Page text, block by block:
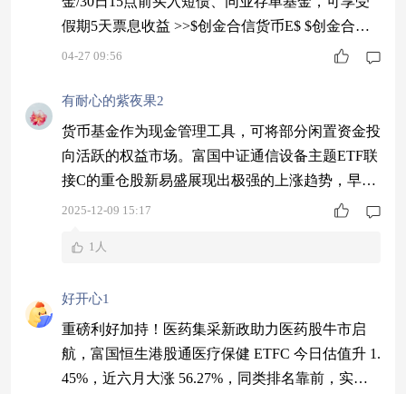
假期5天票息收益 >>$创金合信货币E$ $创金合信
鑫日享短债债券E$ $创金合信中证同业存单AAA
货币基金#
04-27 09:56
有耐心的紫夜果2
货币基金作为现金管理工具，可将部分闲置资金投
向活跃的权益市场。富国中证通信设备主题ETF联
接C的重仓股新易盛展现出极强的上涨趋势，早盘
再涨5.11%，连续10日收阳。该基金近3个月收益
的持续强势，是基金在震荡市场中获取收益的关
2025-12-09 15:17
1人
好开心1
重磅利好加持！医药集采新政助力医药股牛市启
航，富国恒生港股通医疗保健 ETFC 今日估值升 1.
45%，近六月大涨 56.27%，同类排名靠前，实力